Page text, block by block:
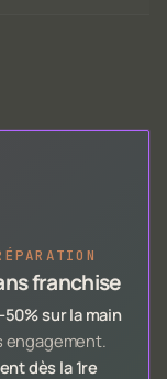
franchise
-50% sur la main
engagement.
dès la 1re